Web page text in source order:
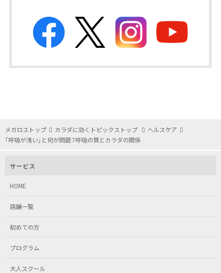
メガロストップ カラダに効くトピックストップ
ヘルスケア
「呼吸が浅い」と何が問題？呼吸の質とカラダの関係
サービス
HOME
店舗一覧
初めての方
プログラム
大人スクール